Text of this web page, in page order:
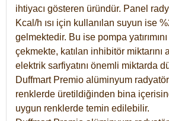
ihtiyacı gösteren üründür. Panel
Kcal/h ısı için kullanılan suyun ise
gelmektedir. Bu ise pompa
çekmekte, katılan inhibitör miktarını
elektrik sarfiyatını önemli miktarda
Duffmart Premio alüminyum
renklerde üretildiğinden bina
uygun renklerde temin edilebilir.